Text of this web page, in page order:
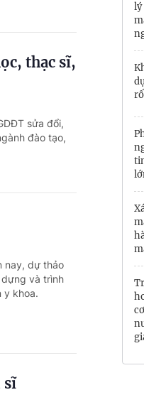
thạc sĩ,
sửa đổi,
đào tạo,
nay, dự thảo
và trình
y khoa.
sĩ
lý